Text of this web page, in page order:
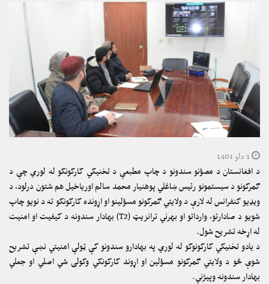
د افغانستان د مصؤنو سندونو د چاپ مطبعې د تخنیکي کارکونکو له لوري چې د
ګمرکونو د سیستمونو رئیس ښاغلي پوهنیار محمد سالم اوریاخیل هم شتون درلود، د
ویډیو کنفرانس له لارې د ولایتي ګمرکونو مسؤلینو او اړونده کارکونکو ته د نویو چاپ
شویو د صادارتو، وارداتو او بهرني ترانزیټ (T2) بهادار سندونه د کیفیت او امنیت
له اړخه تشریح شول.
د یادو تخنیکي کارکونوکو له لوري په بهادارو سندونو کې ټولې امنیتي نښې تشریح
شوې څو د ولایتي ګمرکونو مسؤلین او اړوند کارکونکي وکولی شي اصلي او جعلي
بهادار سندونه وپیژني.